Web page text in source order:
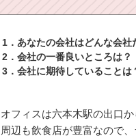
1．あなたの会社はどんな会社
2．会社の一番良いところは？
3．会社に期待していることは
オフィスは六本木駅の出口
周辺も飲食店が豊富なので